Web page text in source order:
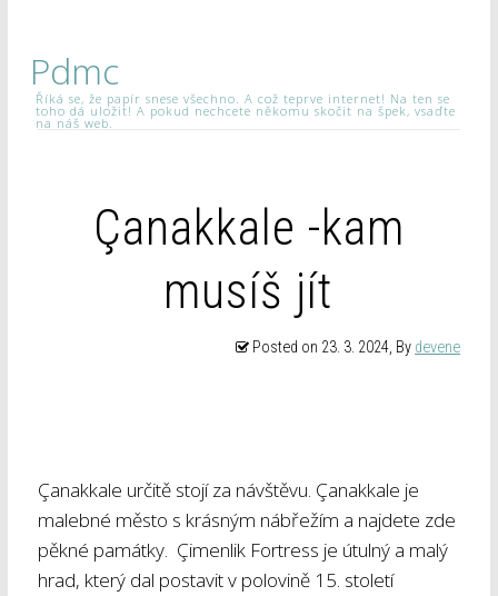
Pdmc
Říká se, že papír snese všechno. A což teprve internet! Na ten se
toho dá uložit! A pokud nechcete někomu skočit na špek, vsaďte
na náš web.
Çanakkale -kam
musíš jít
Posted on 23. 3. 2024, By devene
Çanakkale určitě stojí za návštěvu. Çanakkale je
malebné město s krásným nábřežím a najdete zde
pěkné památky. Çimenlik Fortress je útulný a malý
hrad, který dal postavit v polovině 15. století